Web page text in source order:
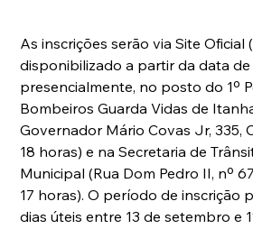
As inscrições serão via Site Oficial
disponibilizado a partir da data
presencialmente, no posto do 1º
Bombeiros Guarda Vidas de
Governador Mário Covas Jr, 335,
18 horas) e na Secretaria de
Municipal (Rua Dom Pedro II, nº
17 horas). O período de inscrição
dias úteis entre 13 de setembro e